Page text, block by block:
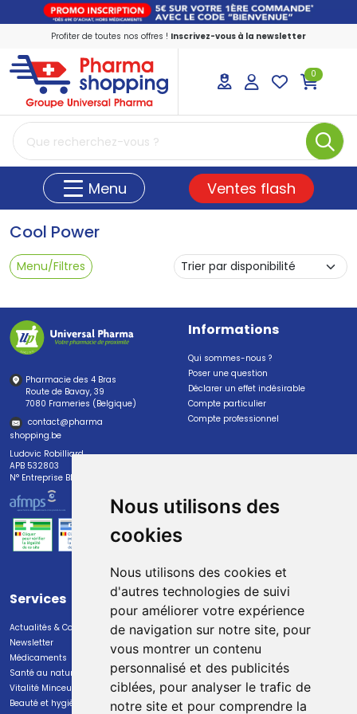
Nous utilisons des
cookies
Nous utilisons des cookies et
d'autres technologies de suivi
pour améliorer votre expérience
de navigation sur notre site, pour
vous montrer un contenu
personnalisé et des publicités
ciblées, pour analyser le trafic de
notre site et pour comprendre la
Profiter de toutes nos offres ! Inscrivez-vous à la newsletter
PharmaShopping Votre pharmacie en
0
Menu Ventes flash
Cool Power
Menu/Filtres
Pharmacie des 4 Bras
Route de Bavay, 39
7080 Frameries (Belgique)
contact@pharma
shopping.be
Ludovic Robilliard
APB 532803
N° Entreprise BE0447.382.113
Informations
Qui sommes-nous ?
Poser une question
Déclarer un effet indésirable
Compte particulier
Compte professionnel
Services
Actualités & Conseils
Newsletter
Médicaments
Santé au naturel
Vitalité Minceur Nutrition
Beauté et hygiène
Paiement
Paiement sécurisé